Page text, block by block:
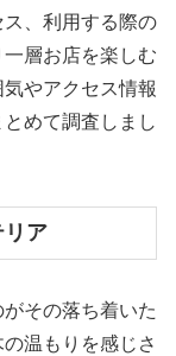
、利用する際の
層お店を楽しむ
やアクセス情報
めて調査しまし
ア
その落ち着いた
温もりを感じさ